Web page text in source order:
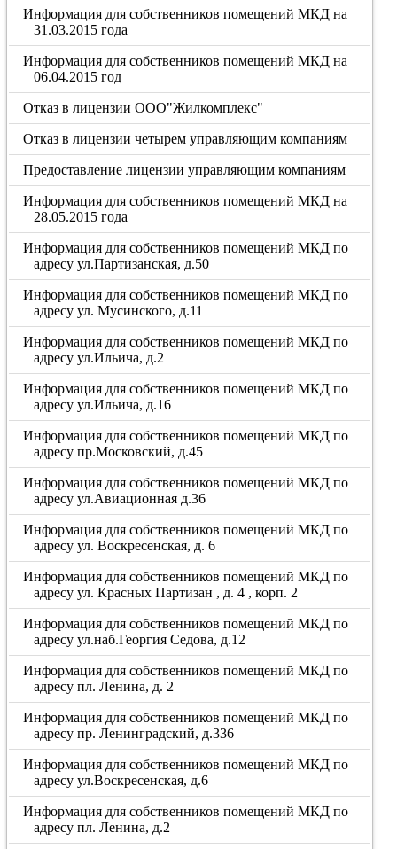
Информация для собственников помещений МКД на
31.03.2015 года
Информация для собственников помещений МКД на
06.04.2015 год
Отказ в лицензии ООО"Жилкомплекс"
Отказ в лицензии четырем управляющим компаниям
Предоставление лицензии управляющим компаниям
Информация для собственников помещений МКД на
28.05.2015 года
Информация для собственников помещений МКД по
адресу ул.Партизанская, д.50
Информация для собственников помещений МКД по
адресу ул. Мусинского, д.11
Информация для собственников помещений МКД по
адресу ул.Ильича, д.2
Информация для собственников помещений МКД по
адресу ул.Ильича, д.16
Информация для собственников помещений МКД по
адресу пр.Московский, д.45
Информация для собственников помещений МКД по
адресу ул.Авиационная д.36
Информация для собственников помещений МКД по
адресу ул. Воскресенская, д. 6
Информация для собственников помещений МКД по
адресу ул. Красных Партизан , д. 4 , корп. 2
Информация для собственников помещений МКД по
адресу ул.наб.Георгия Седова, д.12
Информация для собственников помещений МКД по
адресу пл. Ленина, д. 2
Информация для собственников помещений МКД по
адресу пр. Ленинградский, д.336
Информация для собственников помещений МКД по
адресу ул.Воскресенская, д.6
Информация для собственников помещений МКД по
адресу пл. Ленина, д.2